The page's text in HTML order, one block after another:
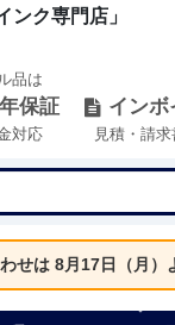
ンク専門店」
品は
保証
対応
インボ
見積・請
せは 8月17日（月